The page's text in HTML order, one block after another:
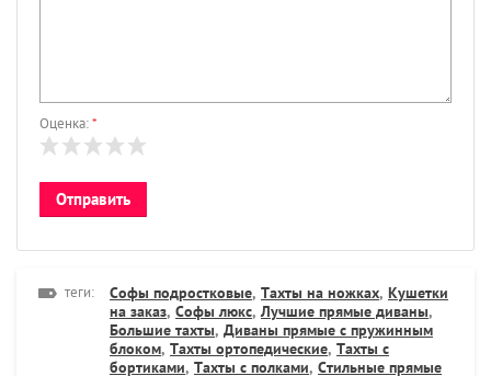
Оценка:*
теги: Софы подростковые, Тахты на ножках, Кушетки
на заказ, Софы люкс, Лучшие прямые диваны,
Большие тахты, Диваны прямые с пружинным
блоком, Тахты ортопедические, Тахты с
бортиками, Тахты с полками, Стильные прямые